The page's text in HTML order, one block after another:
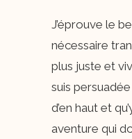
J’éprouve le
nécessaire
plus juste et
suis
d’en haut et
aventure qui